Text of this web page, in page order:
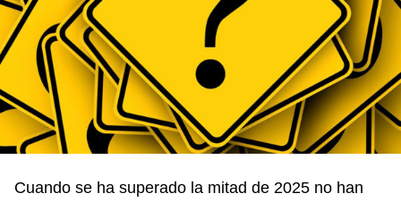
Cuando se ha superado la mitad de 2025 no han